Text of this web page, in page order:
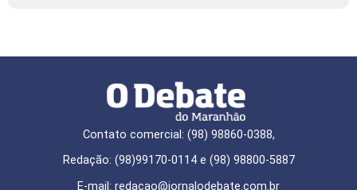
Contato comercial: (98) 98860-0388,
Redação: (98)99170-0114 e (98) 98800-5887
E-mail: redaçao@jornalodebate.com.br